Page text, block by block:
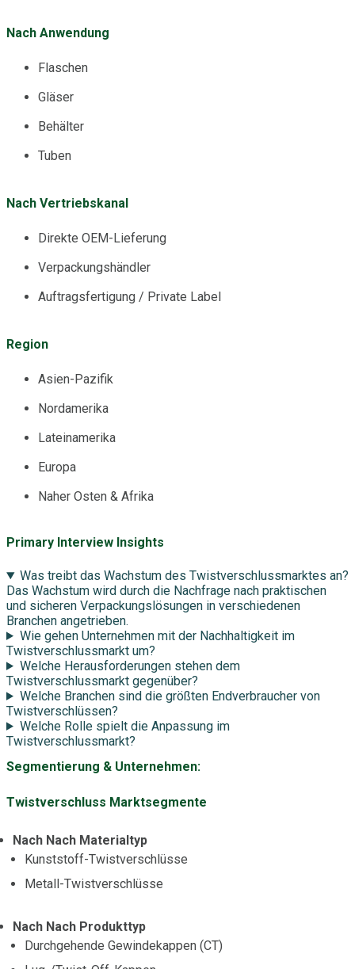
Nach Anwendung
Flaschen
Gläser
Behälter
Tuben
Nach Vertriebskanal
Direkte OEM-Lieferung
Verpackungshändler
Auftragsfertigung / Private Label
Region
Asien-Pazifik
Nordamerika
Lateinamerika
Europa
Naher Osten & Afrika
Primary Interview Insights
Was treibt das Wachstum des Twistverschlussmarktes an?
Das Wachstum wird durch die Nachfrage nach praktischen
und sicheren Verpackungslösungen in verschiedenen
Branchen angetrieben.
Wie gehen Unternehmen mit der Nachhaltigkeit im
Twistverschlussmarkt um?
Welche Herausforderungen stehen dem
Twistverschlussmarkt gegenüber?
Welche Branchen sind die größten Endverbraucher von
Twistverschlüssen?
Welche Rolle spielt die Anpassung im
Twistverschlussmarkt?
Segmentierung & Unternehmen:
Twistverschluss Marktsegmente
Nach Nach Materialtyp
Kunststoff-Twistverschlüsse
Metall-Twistverschlüsse
Nach Nach Produkttyp
Durchgehende Gewindekappen (CT)